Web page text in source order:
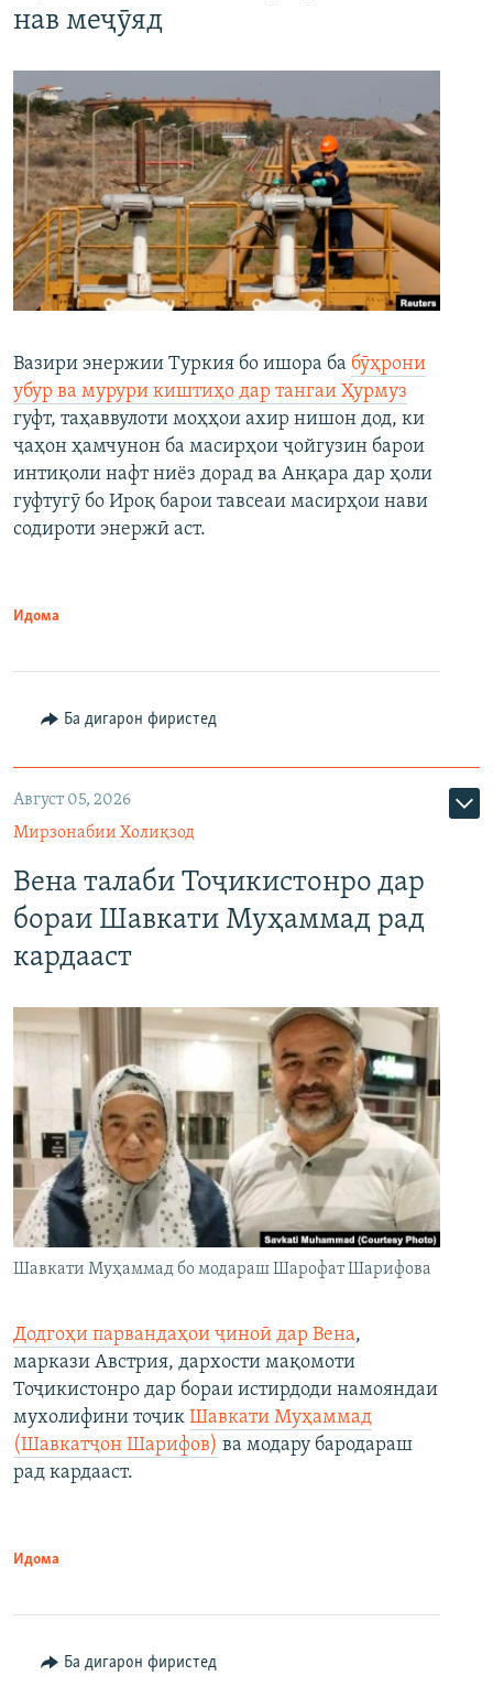
нав меҷӯяд
Вазири энержии Туркия бо ишора ба бӯҳрони
убур ва мурури киштиҳо дар тангаи Ҳурмуз
гуфт, таҳаввулоти моҳҳои ахир нишон дод, ки
ҷаҳон ҳамчунон ба масирҳои ҷойгузин барои
интиқоли нафт ниёз дорад ва Анқара дар ҳоли
гуфтугӯ бо Ироқ барои тавсеаи масирҳои нави
содироти энержӣ аст.
Идома
Ба дигарон фиристед
Август 05, 2026
Мирзонабии Холиқзод
Вена талаби Тоҷикистонро дар
бораи Шавкати Муҳаммад рад
кардааст
Шавкати Муҳаммад бо модараш Шарофат Шарифова
Додгоҳи парвандаҳои ҷиноӣ дар Вена,
маркази Австрия, дархости мақомоти
Тоҷикистонро дар бораи истирдоди намояндаи
мухолифини тоҷик Шавкати Муҳаммад
(Шавкатҷон Шарифов) ва модару бародараш
рад кардааст.
Идома
Ба дигарон фиристед